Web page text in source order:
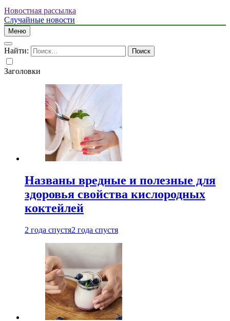
Новостная рассылка
Случайные новости
Меню
Найти:
Заголовки
Названы вредные и полезные для
здоровья свойства кислородных
коктейлей
2 года спустя2 года спустя